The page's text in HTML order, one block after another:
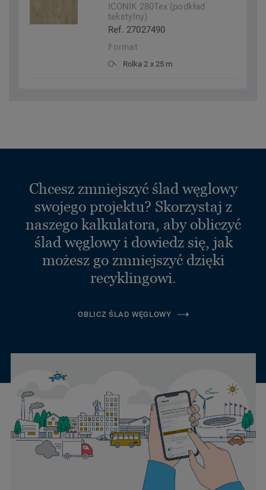
ICONIK 280Tex (podkład
tekstylny)
Ref. 27027490
Format
Rolka 2 x 25 m
Chcesz zmniejszyć ślad węglowy
swojego projektu? Skorzystaj z
naszego kalkulatora, aby obliczyć
ślad węglowy i dowiedz się, jak
możesz go zmniejszyć dzięki
recyklingowi.
OBLICZ ŚLAD WĘGLOWY